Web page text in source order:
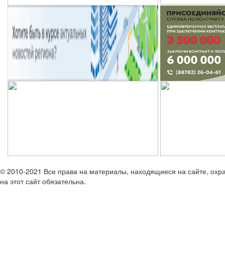
© 2010-2021 Все права на материалы, находящиеся на сайте,
на этот сайт обязательна.